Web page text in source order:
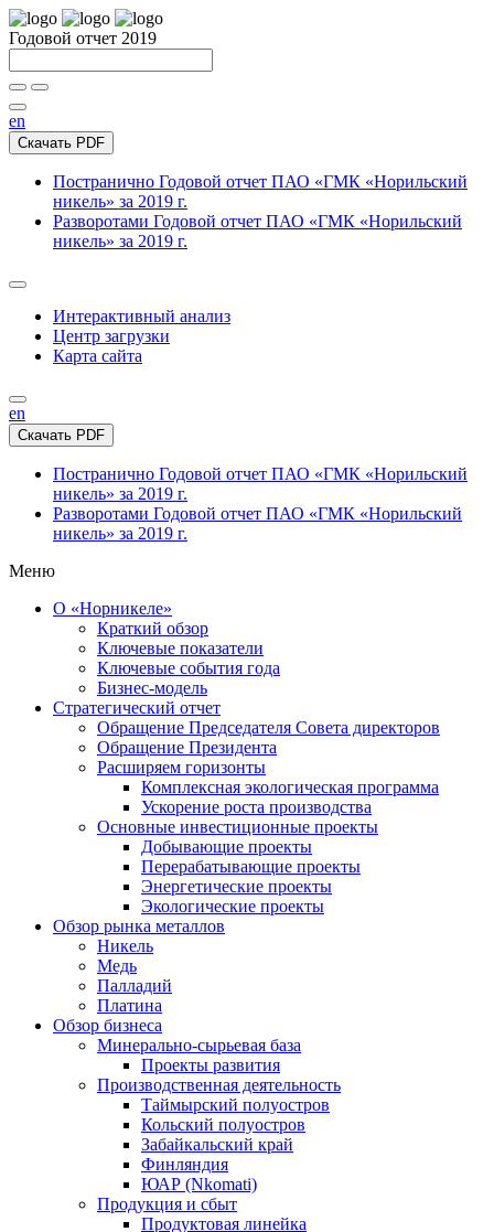
Годовой отчет 2019
en
Скачать PDF
Постранично Годовой отчет ПАО «ГМК «Норильский
никель» за 2019 г.
Разворотами Годовой отчет ПАО «ГМК «Норильский
никель» за 2019 г.
Интерактивный анализ
Центр загрузки
Карта сайта
en
Скачать PDF
Постранично Годовой отчет ПАО «ГМК «Норильский
никель» за 2019 г.
Разворотами Годовой отчет ПАО «ГМК «Норильский
никель» за 2019 г.
Меню
О «Норникеле»
Краткий обзор
Ключевые показатели
Ключевые события года
Бизнес-модель
Стратегический отчет
Обращение Председателя Совета директоров
Обращение Президента
Расширяем горизонты
Комплексная экологическая программа
Ускорение роста производства
Основные инвестиционные проекты
Добывающие проекты
Перерабатывающие проекты
Энергетические проекты
Экологические проекты
Обзор рынка металлов
Никель
Медь
Палладий
Платина
Обзор бизнеса
Минерально-сырьевая база
Проекты развития
Производственная деятельность
Таймырский полуостров
Кольский полуостров
Забайкальский край
Финляндия
ЮАР (Nkomati)
Продукция и сбыт
Продуктовая линейка